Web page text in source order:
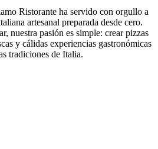
Ristorante ha servido con orgullo a
artesanal preparada desde cero.
nuestra pasión es simple: crear pizzas
y cálidas experiencias gastronómicas
tradiciones de Italia.